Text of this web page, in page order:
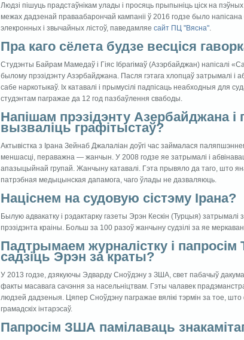
Людзi пiшуць прадстаўнiкам улады і просяць прыпынiць цiск на пэўных
межах дадзенай праваабарончай кампанii ў 2016 годзе было
элекронных i звычайных лістоў, паведамляе сайт ПЦ "Вясна"
Пра каго сёлета будзе весцiся
Студэнты Байрам Мамедаў і Гiяс Ібрагiмаў (Азэрбайджан) напiсалі
былому прэзiдэнту Азэрбайджана. Пасля гэтага хлопцаў затрымалi i
сабе наркотыкаў. Iх катавалi i прымусiлi падпiсаць неабходныя для
студэнтам пагражае да 12 год пазбаўлення свабоды.
Напiшам прэзідэнту Азербайджана i
вызвалiць графiтыстаў?
Актывiстка з Iрана Зейнаб Джалалiан доўгi час займалася
меншасцi, пераважна — жанчын. У 2008 годзе яе затрымалi i
апазыцыйнай групай. Жанчыну катавалі. Гэта прывяло да таго, што
патрэбная медыцынская дапамога, чаго ўлады не дазваляюць.
Нацiснем на судовую сiстэму Iрана?
Былую адвакатку i рэдактарку газеты Эрэн Кескiн (Турцыя) затрымалi
прэзiдэнта краiны. Больш за 100 разоў жанчыну судзiлi за яе
Падтрымаем журналiстку i
садзiць Эрэн за краты?
У 2013 годзе, дзякуючы Эдварду Сноўдэну з ЗША, свет пабачыў
факты масавага сачэння за насельніцтвам. Гэты чалавек
людзей дадзеныя. Цяпер Сноўдэну пагражае вялiкi тэрмін за тое, што
грамадскiх iнтарэсаў.
Папросiм ЗША памiлаваць